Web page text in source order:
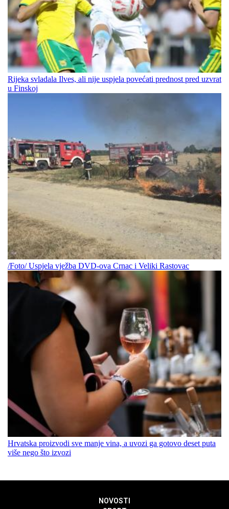
Rijeka svladala Ilves, ali nije uspjela povećati prednost pred uzvrat
u Finskoj
/Foto/ Uspjela vježba DVD-ova Crnac i Veliki Rastovac
Hrvatska proizvodi sve manje vina, a uvozi ga gotovo deset puta
više nego što izvozi
NOVOSTI